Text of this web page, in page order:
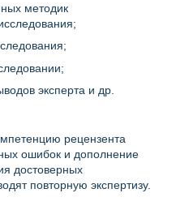
методик
эксперта и др.
рецензента
ошибок и дополнение
достоверных
повторную экспертизу.